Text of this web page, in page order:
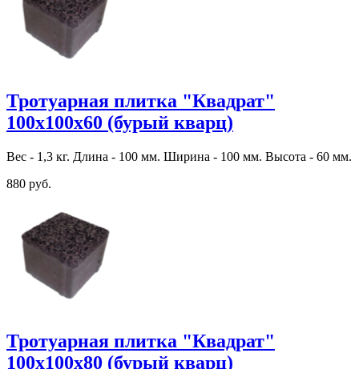
Тротуарная плитка "Квадрат"
100х100х60 (бурый кварц)
Вес - 1,3 кг. Длина - 100 мм. Ширина - 100 мм. Высота - 60 мм.
880 руб.
Тротуарная плитка "Квадрат"
100х100х80 (бурый кварц)